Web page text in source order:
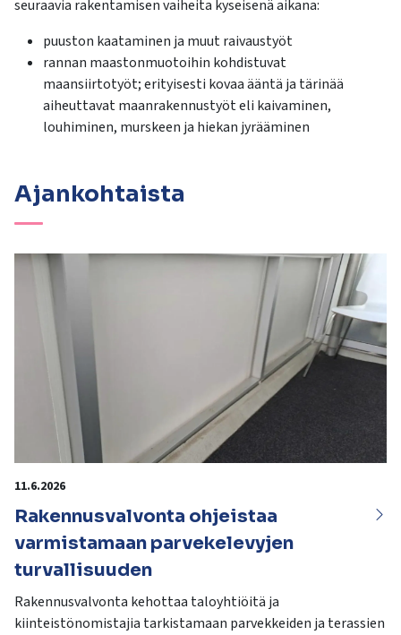
seuraavia rakentamisen vaiheita kyseisenä aikana:
puuston kaataminen ja muut raivaustyöt
rannan maastonmuotoihin kohdistuvat
maansiirtotyöt; erityisesti kovaa ääntä ja tärinää
aiheuttavat maanrakennustyöt eli kaivaminen,
louhiminen, murskeen ja hiekan jyrääminen
Ajankohtaista
11.6.2026
Rakennusvalvonta ohjeistaa
varmistamaan parvekelevyjen
turvallisuuden
Rakennusvalvonta kehottaa taloyhtiöitä ja
kiinteistönomistajia tarkistamaan parvekkeiden ja terassien